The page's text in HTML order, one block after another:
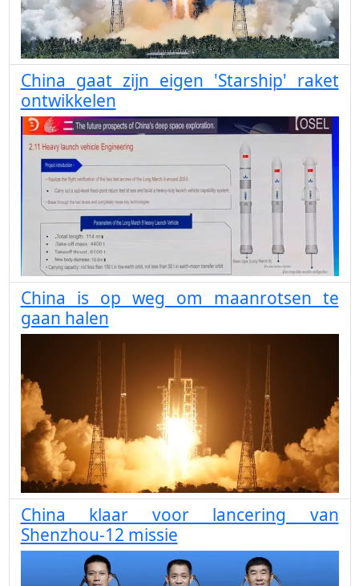
China gaat zijn eigen 'Starship' raket
ontwikkelen
China is op weg om maanrotsen te
gaan halen
China klaar voor lancering van
Shenzhou-12 missie